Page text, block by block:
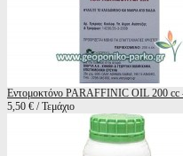
Εντομοκτόνο PARAFFINIC OIL 200 cc
5,50 € / Τεμάχιο